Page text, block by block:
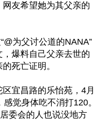
友希望她为其父亲的
为父讨公道的NANA”
爆料自己父亲去世的
死亡证明。
宜昌路的乐怡苑，4月
觉身体吃不消打120。
委会的人也说没地方